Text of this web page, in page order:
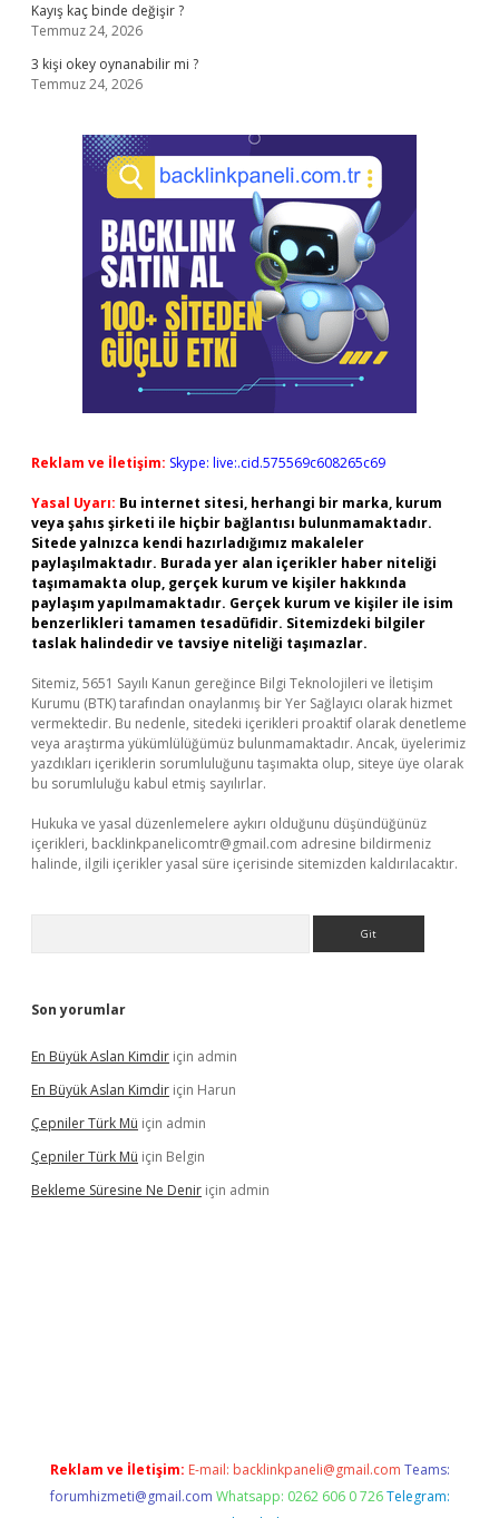
Kayış kaç binde değişir ?
Temmuz 24, 2026
3 kişi okey oynanabilir mi ?
Temmuz 24, 2026
Reklam ve İletişim: Skype: live:.cid.575569c608265c69
Yasal Uyarı: Bu internet sitesi, herhangi bir marka, kurum
veya şahıs şirketi ile hiçbir bağlantısı bulunmamaktadır.
Sitede yalnızca kendi hazırladığımız makaleler
paylaşılmaktadır. Burada yer alan içerikler haber niteliği
taşımamakta olup, gerçek kurum ve kişiler hakkında
paylaşım yapılmamaktadır. Gerçek kurum ve kişiler ile isim
benzerlikleri tamamen tesadüfidir. Sitemizdeki bilgiler
taslak halindedir ve tavsiye niteliği taşımazlar.
Sitemiz, 5651 Sayılı Kanun gereğince Bilgi Teknolojileri ve İletişim
Kurumu (BTK) tarafından onaylanmış bir Yer Sağlayıcı olarak hizmet
vermektedir. Bu nedenle, sitedeki içerikleri proaktif olarak denetleme
veya araştırma yükümlülüğümüz bulunmamaktadır. Ancak, üyelerimiz
yazdıkları içeriklerin sorumluluğunu taşımakta olup, siteye üye olarak
bu sorumluluğu kabul etmiş sayılırlar.
Hukuka ve yasal düzenlemelere aykırı olduğunu düşündüğünüz
içerikleri, backlinkpanelicomtr@gmail.com adresine bildirmeniz
halinde, ilgili içerikler yasal süre içerisinde sitemizden kaldırılacaktır.
Son yorumlar
En Büyük Aslan Kimdir için admin
En Büyük Aslan Kimdir için Harun
Çepniler Türk Mü için admin
Çepniler Türk Mü için Belgin
Bekleme Süresine Ne Denir için admin
Reklam ve İletişim: E-mail: backlinkpaneli@gmail.com Teams:
forumhizmeti@gmail.com Whatsapp: 0262 606 0 726 Telegram: